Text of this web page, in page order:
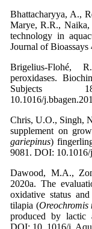
Bhattacharyya, A.,
Marye, R.R., Naika,
technology in
Journal of Bioassays
Brigelius-Flohé,
peroxidases.
Subjects
10.1016/
Chris, U.O., Singh,
supplement on
gariepinus)
9081. DOI: 10.1016/
Dawood, M.A.,
2020a. The
oxidative status
tilapia (Oreochromis
produced by lactic
DOI: 10. 1016/j.